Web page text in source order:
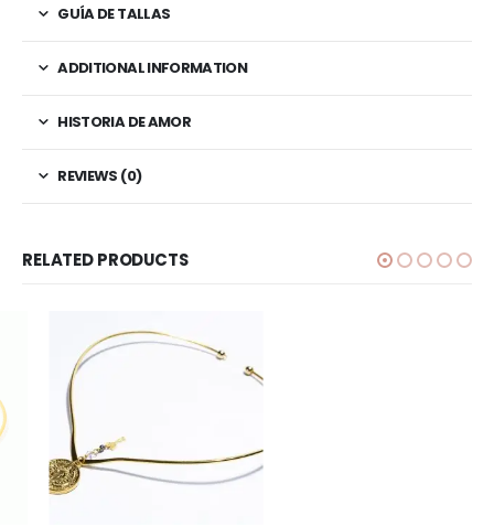
GUÍA DE TALLAS
ADDITIONAL INFORMATION
HISTORIA DE AMOR
REVIEWS (0)
RELATED PRODUCTS